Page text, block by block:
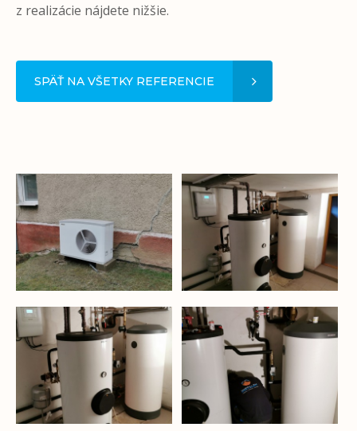
z realizácie nájdete nižšie.
SPÄŤ NA VŠETKY REFERENCIE